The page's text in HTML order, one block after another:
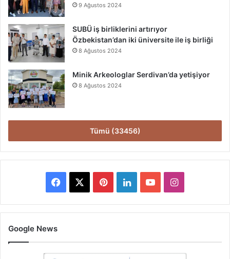
9 Ağustos 2024
SUBÜ iş birliklerini artırıyor
Özbekistan’dan iki üniversite ile iş birliği
8 Ağustos 2024
Minik Arkeologlar Serdivan’da yetişiyor
8 Ağustos 2024
Tümü (33456)
Facebook PinterestLinkedInYouTubeInstagram
Google News